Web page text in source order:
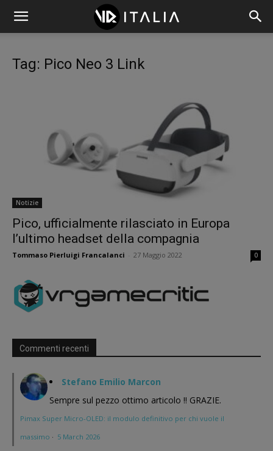
Tag: Pico Neo 3 Link
Notizie
Pico, ufficialmente rilasciato in Europa
l’ultimo headset della compagnia
Tommaso Pierluigi Francalanci 27 Maggio 2022 0
Commenti recenti
Stefano Emilio Marcon
Sempre sul pezzo ottimo articolo !! GRAZIE.
Pimax Super Micro-OLED: il modulo definitivo per chi vuole il
massimo · 5 March 2026